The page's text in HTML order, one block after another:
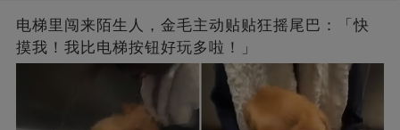
电梯里闯来陌生人，金毛主动贴贴狂摇尾巴：「快
摸我！我比电梯按钮好玩多啦！」